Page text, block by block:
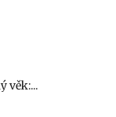
věk:...